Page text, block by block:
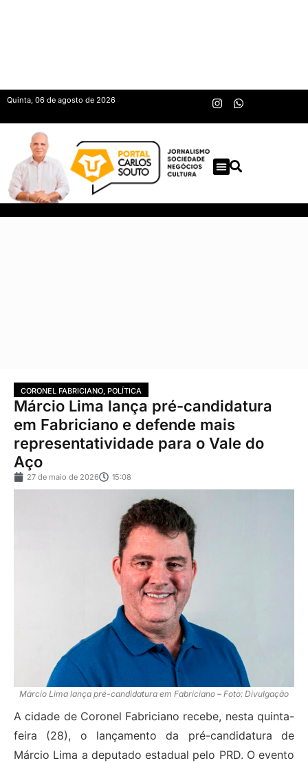
Quinta, 06 de agosto de 2026
CORONEL FABRICIANO, POLÍTICA
Márcio Lima lança pré-candidatura
em Fabriciano e defende mais
representatividade para o Vale do
Aço
27 de maio de 2026 15:08
Márcio Lima lança pré-candidatura em Fabriciano – Foto: Divulgação
A cidade de Coronel Fabriciano recebe, nesta quinta-
feira (28), o lançamento da pré-candidatura de
Márcio Lima a deputado estadual pelo PRD. O evento